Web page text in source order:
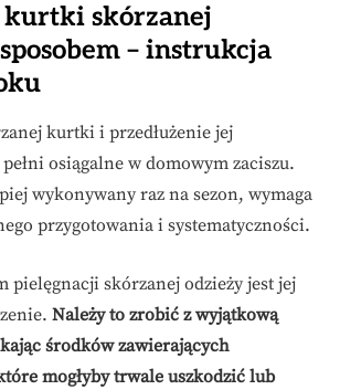
kurtki skórzanej
– instrukcja
kurtki i przedłużenie jej
osiągalne w domowym zaciszu.
wykonywany raz na sezon, wymaga
przygotowania i systematyczności.
pielęgnacji skórzanej odzieży jest jej
Należy to zrobić z wyjątkową
środków zawierających
mogłyby trwale uszkodzić lub